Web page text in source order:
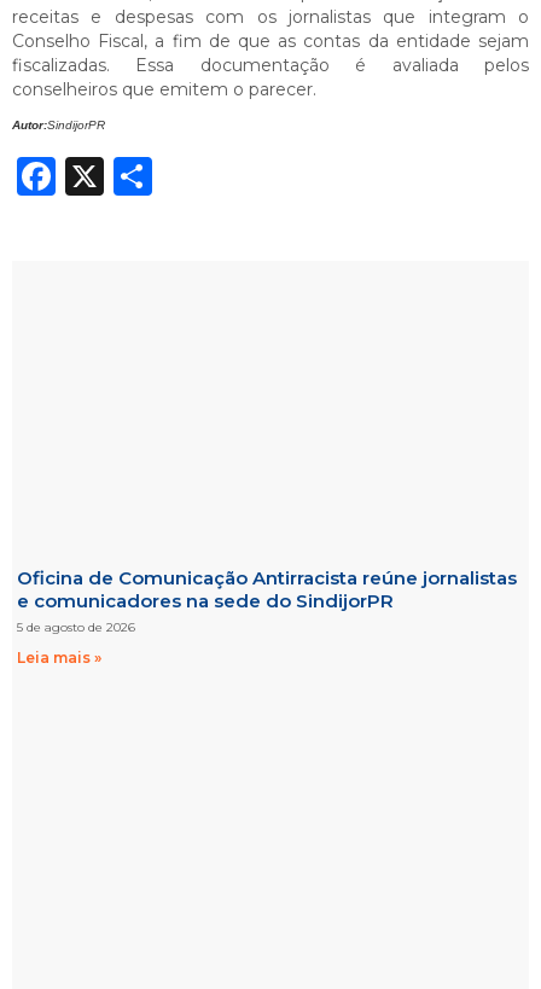
receitas e despesas com os jornalistas que integram o
Conselho Fiscal, a fim de que as contas da entidade sejam
fiscalizadas. Essa documentação é avaliada pelos
conselheiros que emitem o parecer.
Autor:SindijorPR
Facebook
X
Oficina de Comunicação Antirracista reúne jornalistas
e comunicadores na sede do SindijorPR
5 de agosto de 2026
Leia mais »